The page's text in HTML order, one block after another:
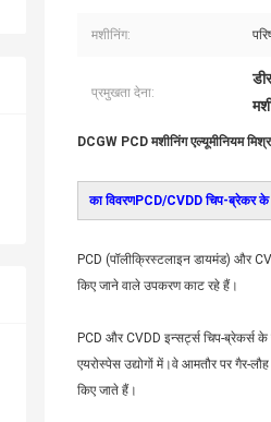
मशीनिंग:
प्रमुखता देना:
DCGW PCD मशीनिंग एल्यूमीनियम
का विवरणPCD/CVDD चिप-ब्रेकर के
PCD (पॉलीक्रिस्टलाइन डायमंड) और
किए जाने वाले उपकरण काट रहे हैं।
PCD और CVDD इन्सर्ट्स चिप-ब्रेकर्स
एयरोस्पेस उद्योगों में।वे आमतौर पर गैर-
किए जाते हैं।